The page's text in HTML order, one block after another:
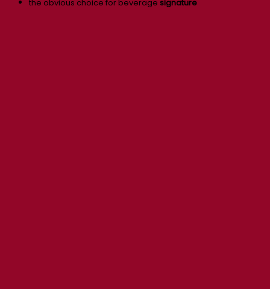
the obvious choice for beverage signature